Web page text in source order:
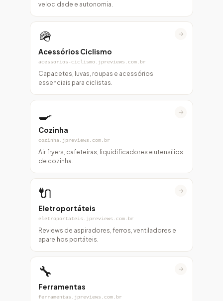
velocidade e autonomia.
→
🪖
Acessórios Ciclismo
acessorios-ciclismo.jpreviews.com.br
Capacetes, luvas, roupas e acessórios
essenciais para ciclistas.
→
🍳
Cozinha
cozinha.jpreviews.com.br
Air fryers, cafeteiras, liquidificadores e utensílios
de cozinha.
→
🔌
Eletroportáteis
eletroportateis.jpreviews.com.br
Reviews de aspiradores, ferros, ventiladores e
aparelhos portáteis.
→
🔧
Ferramentas
ferramentas.jpreviews.com.br